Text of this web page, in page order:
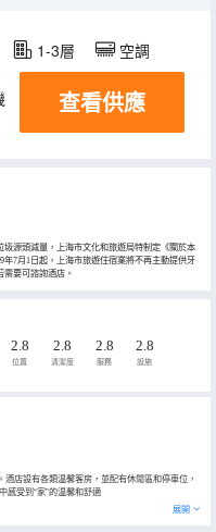
1-3層 空調
查看供應
源頭減量，上海市文化和旅遊局特制定《關於本
7月1日起，上海市旅遊住宿業將不再主動提供牙
需要可諮詢酒店。
2.8
位置
2.8
清潔度
2.8
服務
2.8
設施
店設有各類温馨客房，並配有休閒區和停車位，
感受到“家”的温馨和舒適
展開